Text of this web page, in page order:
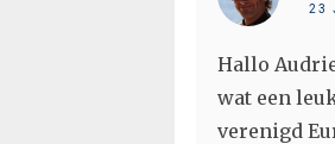
23
Hallo
wat een
verenigd